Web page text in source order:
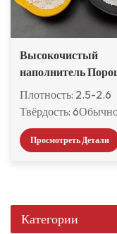
Высокочистый
наполнитель
полевого шпата для
красок и покрытий
Плотность: 2.5-2.6
Твёрдость:
также известный как
ортоклаз, он имеет
плавления и высокой
вязкости плавления.
Просмотреть Детали
Категории